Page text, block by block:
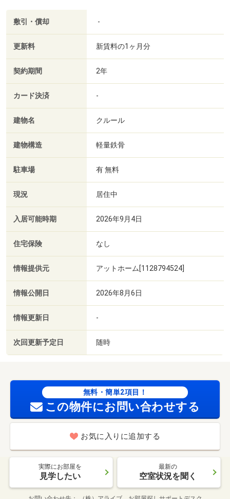
敷引・償却 -
更新料 新賃料の1ヶ月分
契約期間 2年
カード決済 -
建物名 クルール
建物構造 軽量鉄骨
駐車場 有 無料
現況 居住中
入居可能時期 2026年9月4日
住宅保険 なし
情報提供元 アットホーム[1128794524]
情報公開日 2026年8月6日
情報更新日 -
次回更新予定日 随時
無料・簡単2項目！
この物件にお問い合わせする
お気に入りに追加する
実際にお部屋を
見学したい
最新の
空室状況を聞く